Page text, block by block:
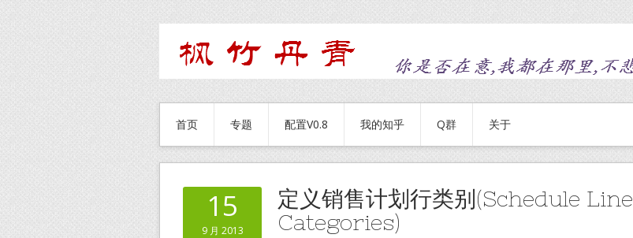
首页 专题 配置V0.8 我的知乎 Q群 关于
15
9 月 2013
定义销售计划行类别(Schedule Line
Categories)